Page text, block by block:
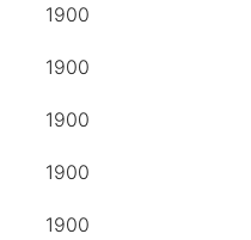
1900
1900
1900
1900
1900